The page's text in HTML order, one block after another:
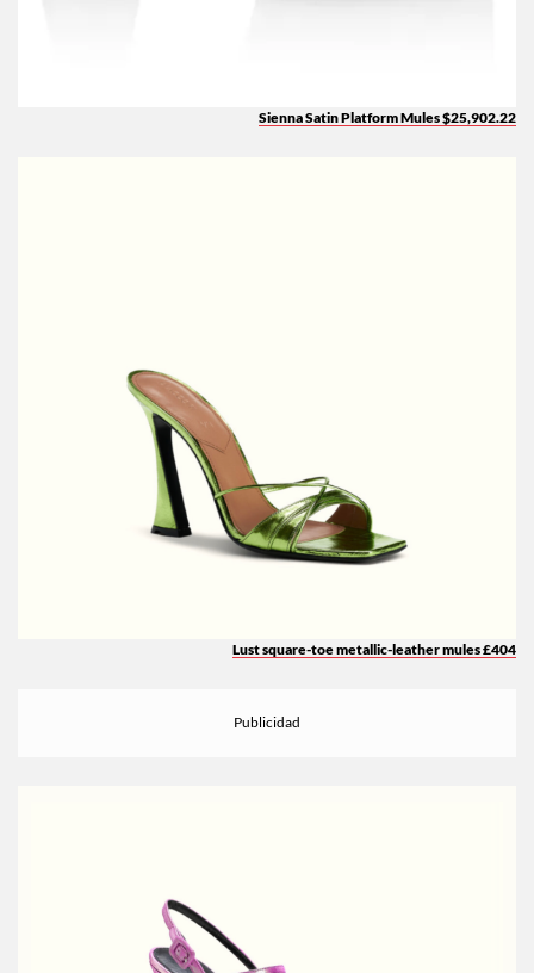
Sienna Satin Platform Mules $25,902.22
Lust square-toe metallic-leather mules £404